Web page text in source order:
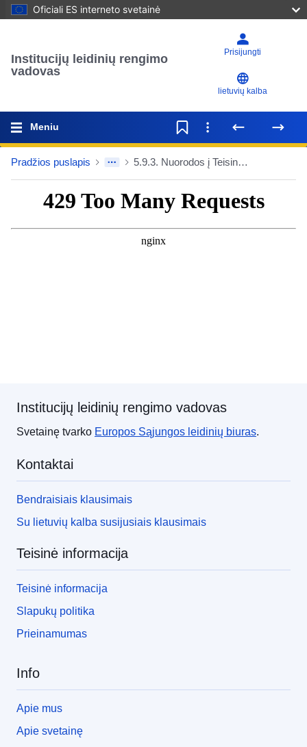
Oficiali ES interneto svetainė
Institucijų leidinių rengimo
vadovas
Prisijungti
lietuvių kalba
Meniu
Pradžios puslapis 5.9.3. Nuorodos į Teisingumo Teismo ir Bendrojo Teismo bylas
Institucijų leidinių rengimo vadovas
Svetainę tvarko Europos Sąjungos leidinių biuras.
Kontaktai
Bendraisiais klausimais
Su lietuvių kalba susijusiais klausimais
Teisinė informacija
Teisinė informacija
Slapukų politika
Prieinamumas
Info
Apie mus
Apie svetainę